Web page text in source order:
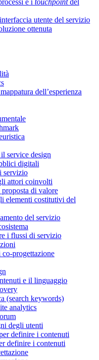
utente del servizio
ottenuta
dell’esperienza
service design
digitali
servizio
attori coinvolti
di valore
elementi costitutivi del
del servizio
i flussi di servizio
progettazione
e il linguaggio
(search keywords)
analytics
degli utenti
definire i contenuti
definire i contenuti